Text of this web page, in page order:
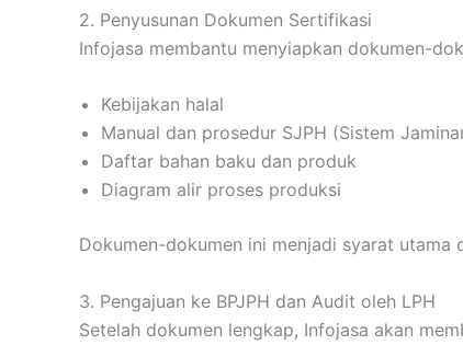
2. Penyusunan Dokumen Sertifikasi
Infojasa membantu menyiapkan dokumen-
Kebijakan halal
Manual dan prosedur SJPH (Sistem
Daftar bahan baku dan produk
Diagram alir proses produksi
Dokumen-dokumen ini menjadi syarat utama
3. Pengajuan ke BPJPH dan Audit oleh LPH
Setelah dokumen lengkap, Infojasa akan